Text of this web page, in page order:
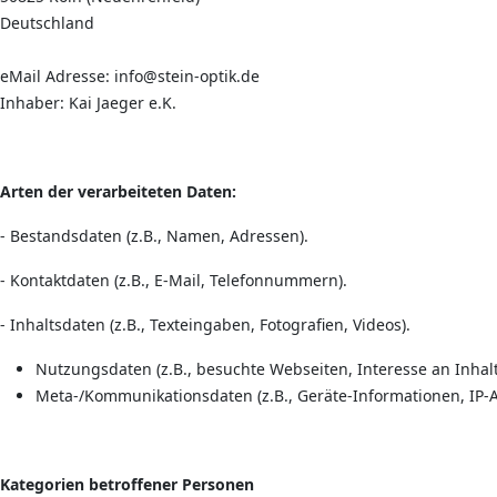
Deutschland
eMail Adresse: info@stein-optik.de
Inhaber: Kai Jaeger e.K.
Arten der verarbeiteten Daten:
- Bestandsdaten (z.B., Namen, Adressen).
- Kontaktdaten (z.B., E-Mail, Telefonnummern).
- Inhaltsdaten (z.B., Texteingaben, Fotografien, Videos).
Nutzungsdaten (z.B., besuchte Webseiten, Interesse an
Meta-/Kommunikationsdaten (z.B., Geräte-Informationen, IP-
Kategorien betroffener Personen